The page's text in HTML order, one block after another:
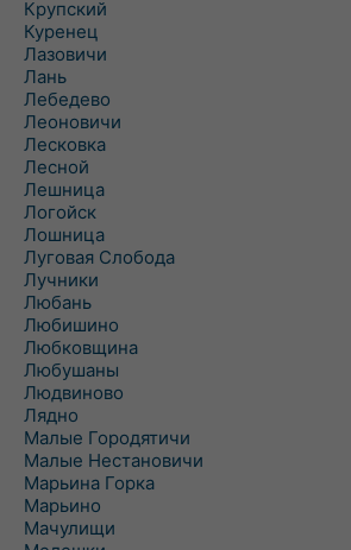
Крупский
Куренец
Лазовичи
Лань
Лебедево
Леоновичи
Лесковка
Лесной
Лешница
Логойск
Лошница
Луговая Слобода
Лучники
Любань
Любишино
Любковщина
Любушаны
Людвиново
Лядно
Малые Городятичи
Малые Нестановичи
Марьина Горка
Марьино
Мачулищи